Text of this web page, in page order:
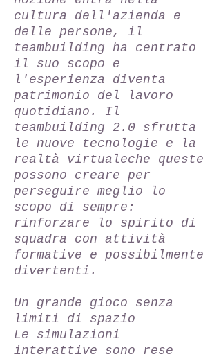
cultura dell'azienda e
delle persone, il
teambuilding ha centrato
il suo scopo e
l'esperienza diventa
patrimonio del lavoro
quotidiano. Il
teambuilding 2.0 sfrutta
le nuove tecnologie e la
realtà virtualeche queste
possono creare per
perseguire meglio lo
scopo di sempre:
rinforzare lo spirito di
squadra con attività
formative e possibilmente
divertenti.
Un grande gioco senza
limiti di spazio
Le simulazioni
interattive sono rese